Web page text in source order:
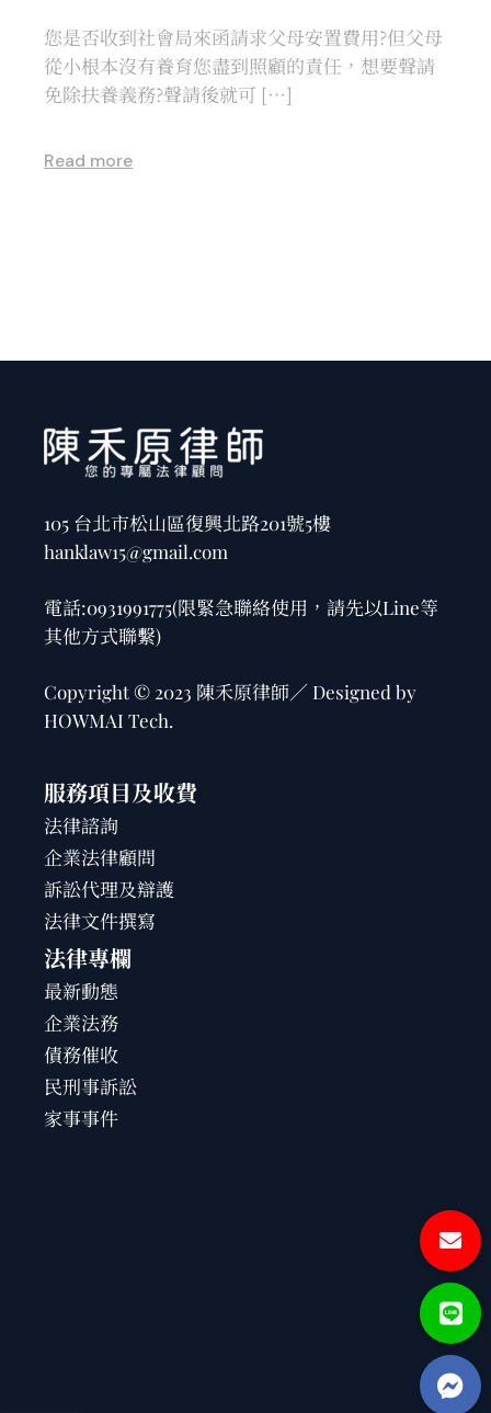
您是否收到社會局來函請求父母安置費用?但父母
從小根本沒有養育您盡到照顧的責任，想要聲請
免除扶養義務?聲請後就可 […]
Read more
105 台北市松山區復興北路201號5樓
hanklaw15@gmail.com
電話:0931991775(限緊急聯絡使用，請先以Line等
其他方式聯繫)
Copyright © 2023 陳禾原律師／ Designed by
HOWMAI Tech.
服務項目及收費
法律諮詢
企業法律顧問
訴訟代理及辯護
法律文件撰寫
法律專欄
最新動態
企業法務
債務催收
民刑事訴訟
家事事件